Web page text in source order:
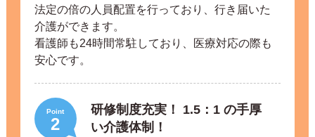
法定の倍の人員配置を行っており、行き届いた
介護ができます。
看護師も24時間常駐しており、医療対応の際も
安心です。
Point
2
研修制度充実！ 1.5：1 の手厚
い介護体制！